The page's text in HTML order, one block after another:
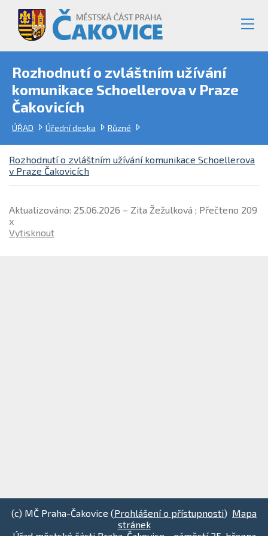
Rozhodnutí o zvláštním užívání
komunikace Schoellerova v Praze
Čakovicích
ÚŘAD Úřední deska Různé
Rozhodnutí o zvláštním užívání komunikace Schoellerova
v Praze Čakovicích
Aktualizováno: 25.06.2026 – Zita Žežulková ; Přečteno 209
x
Vytisknout
(c) MČ Praha-Čakovice (Prohlášení o přístupnosti) Mapa
stránek